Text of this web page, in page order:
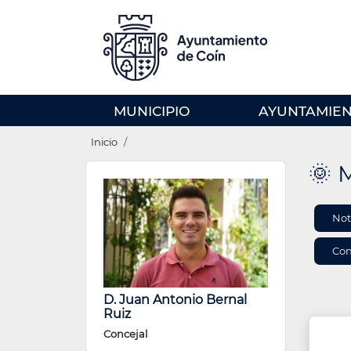
MUNICIPIO
Ruta
de
navegación
Inicio
D. Juan Antonio Bernal
Ruiz
Concejal
🌞
DE